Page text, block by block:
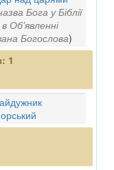
Бога у Біблії
Об'явленні
Богослова)
1